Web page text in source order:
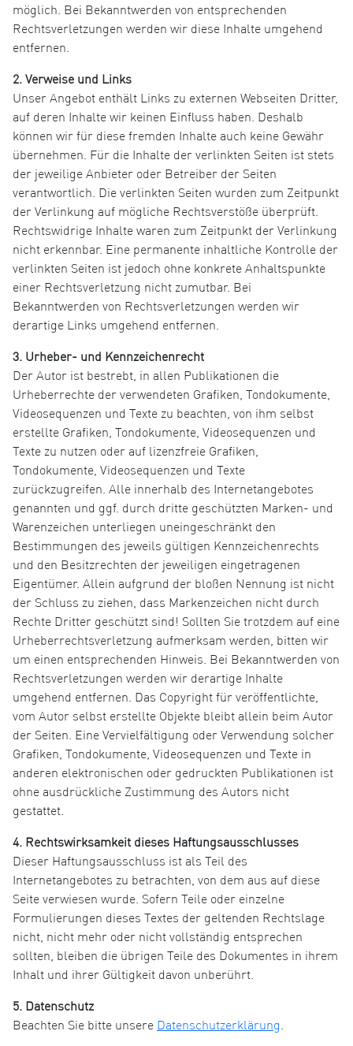
möglich. Bei Bekanntwerden von entsprechenden
Rechtsverletzungen werden wir diese Inhalte umgehend
entfernen.
2. Verweise und Links
Unser Angebot enthält Links zu externen Webseiten Dritter,
auf deren Inhalte wir keinen Einfluss haben. Deshalb
können wir für diese fremden Inhalte auch keine Gewähr
übernehmen. Für die Inhalte der verlinkten Seiten ist stets
der jeweilige Anbieter oder Betreiber der Seiten
verantwortlich. Die verlinkten Seiten wurden zum Zeitpunkt
der Verlinkung auf mögliche Rechtsverstöße überprüft.
Rechtswidrige Inhalte waren zum Zeitpunkt der Verlinkung
nicht erkennbar. Eine permanente inhaltliche Kontrolle der
verlinkten Seiten ist jedoch ohne konkrete Anhaltspunkte
einer Rechtsverletzung nicht zumutbar. Bei
Bekanntwerden von Rechtsverletzungen werden wir
derartige Links umgehend entfernen.
3. Urheber- und Kennzeichenrecht
Der Autor ist bestrebt, in allen Publikationen die
Urheberrechte der verwendeten Grafiken, Tondokumente,
Videosequenzen und Texte zu beachten, von ihm selbst
erstellte Grafiken, Tondokumente, Videosequenzen und
Texte zu nutzen oder auf lizenzfreie Grafiken,
Tondokumente, Videosequenzen und Texte
zurückzugreifen. Alle innerhalb des Internetangebotes
genannten und ggf. durch dritte geschützten Marken- und
Warenzeichen unterliegen uneingeschränkt den
Bestimmungen des jeweils gültigen Kennzeichenrechts
und den Besitzrechten der jeweiligen eingetragenen
Eigentümer. Allein aufgrund der bloßen Nennung ist nicht
der Schluss zu ziehen, dass Markenzeichen nicht durch
Rechte Dritter geschützt sind! Sollten Sie trotzdem auf eine
Urheberrechtsverletzung aufmerksam werden, bitten wir
um einen entsprechenden Hinweis. Bei Bekanntwerden von
Rechtsverletzungen werden wir derartige Inhalte
umgehend entfernen. Das Copyright für veröffentlichte,
vom Autor selbst erstellte Objekte bleibt allein beim Autor
der Seiten. Eine Vervielfältigung oder Verwendung solcher
Grafiken, Tondokumente, Videosequenzen und Texte in
anderen elektronischen oder gedruckten Publikationen ist
ohne ausdrückliche Zustimmung des Autors nicht
gestattet.
4. Rechtswirksamkeit dieses Haftungsausschlusses
Dieser Haftungsausschluss ist als Teil des
Internetangebotes zu betrachten, von dem aus auf diese
Seite verwiesen wurde. Sofern Teile oder einzelne
Formulierungen dieses Textes der geltenden Rechtslage
nicht, nicht mehr oder nicht vollständig entsprechen
sollten, bleiben die übrigen Teile des Dokumentes in ihrem
Inhalt und ihrer Gültigkeit davon unberührt.
5. Datenschutz
Beachten Sie bitte unsere Datenschutzerklärung.